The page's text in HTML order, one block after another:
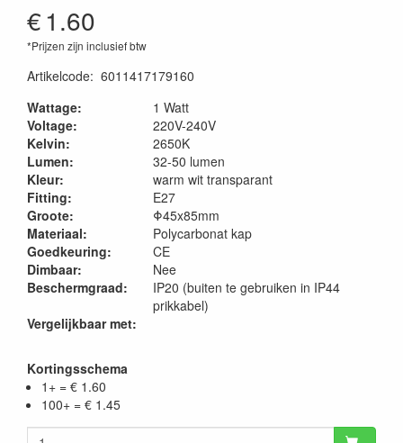
€1.60
*Prijzen zijn inclusief btw
Artikelcode: 6011417179160
Wattage:
1 Watt
Voltage:
220V-240V
Kelvin:
Lumen:
2650K
32-50 lumen
Kleur:
warm wit transparant
Fitting:
E27
Groote:
Φ45x85mm
Materiaal:
Polycarbonat kap
Goedkeuring:
CE
Dimbaar:
Nee
Beschermgraad:
IP20 (buiten te gebruiken in IP44
prikkabel)
Vergelijkbaar met:
Kortingsschema
1+ = € 1.60
100+ = € 1.45